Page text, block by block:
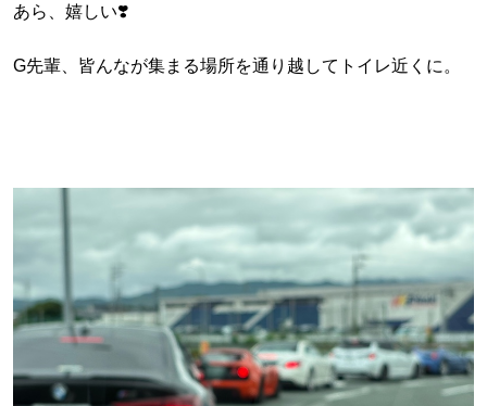
あら、嬉しい❣️
G先輩、皆んなが集まる場所を通り越してトイレ近くに。